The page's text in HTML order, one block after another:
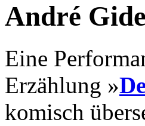
André
Eine
Erzählung »
komisch